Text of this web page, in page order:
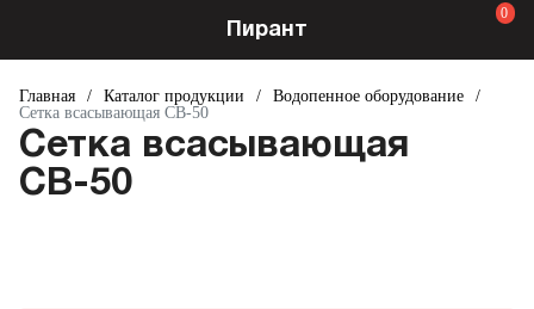
Пирант
0
Главная / Каталог продукции / Водопенное оборудование
/
Сетка всасывающая СВ-50
Сетка всасывающая
СВ-50